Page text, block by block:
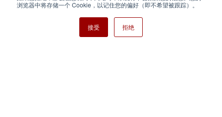
浏览器中将存储一个 Cookie，以记住您的偏好（即不希望被跟踪）。
接受 拒绝
Nisshinbo Holdings Inc.
Copyright ⓒ Nisshinbo Micro Devices Inc. All Rights Reserved.